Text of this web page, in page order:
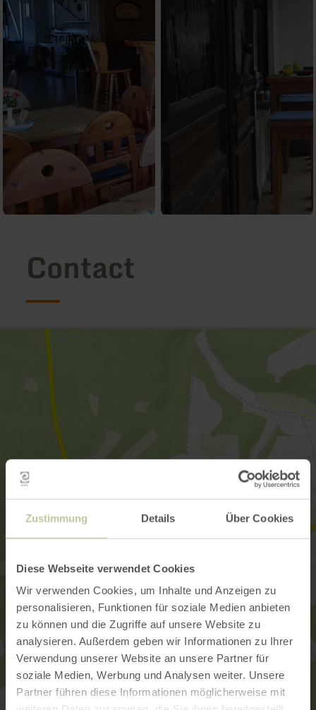
Zustimmung Details Über Cookies
Diese Webseite verwendet Cookies
Wir verwenden Cookies, um Inhalte und Anzeigen zu
personalisieren, Funktionen für soziale Medien anbieten
zu können und die Zugriffe auf unsere Website zu
analysieren. Außerdem geben wir Informationen zu Ihrer
Verwendung unserer Website an unsere Partner für
soziale Medien, Werbung und Analysen weiter. Unsere
Partner führen diese Informationen möglicherweise mit
Contact